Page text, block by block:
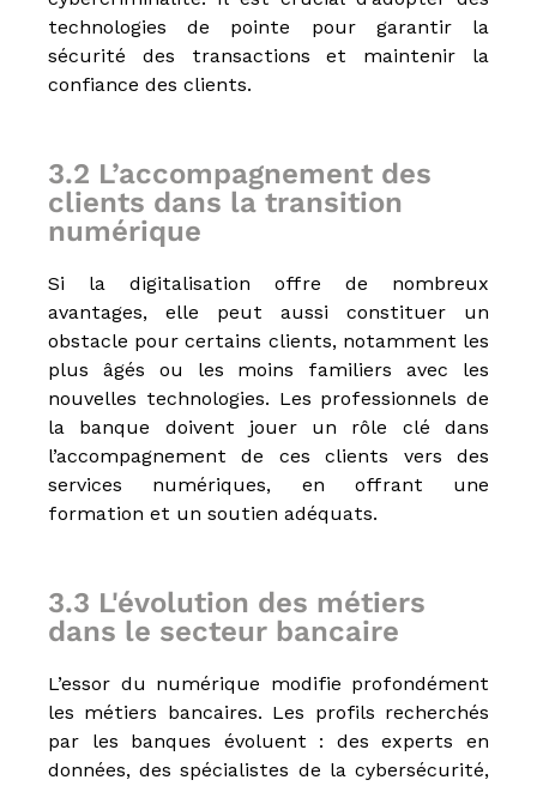
technologies de pointe pour garantir la
sécurité des transactions et maintenir la
confiance des clients.
3.2 L’accompagnement des
clients dans la transition
numérique
Si la digitalisation offre de nombreux
avantages, elle peut aussi constituer un
obstacle pour certains clients, notamment les
plus âgés ou les moins familiers avec les
nouvelles technologies. Les professionnels de
la banque doivent jouer un rôle clé dans
l’accompagnement de ces clients vers des
services numériques, en offrant une
formation et un soutien adéquats.
3.3 L'évolution des métiers
dans le secteur bancaire
L’essor du numérique modifie profondément
les métiers bancaires. Les profils recherchés
par les banques évoluent : des experts en
données, des spécialistes de la cybersécurité,